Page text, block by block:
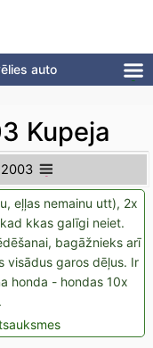
auto
Kupeja
eļļas nemainu utt), 2x
kkas galīgi neiet.
bagāžnieks arī
visādus garos dēļus. Ir
honda - hondas 10x